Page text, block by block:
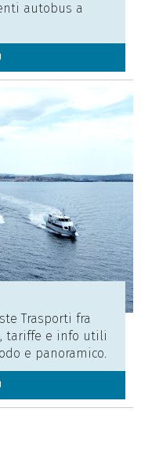
autobus a
Trasporti fra
tariffe e info utili
e panoramico.